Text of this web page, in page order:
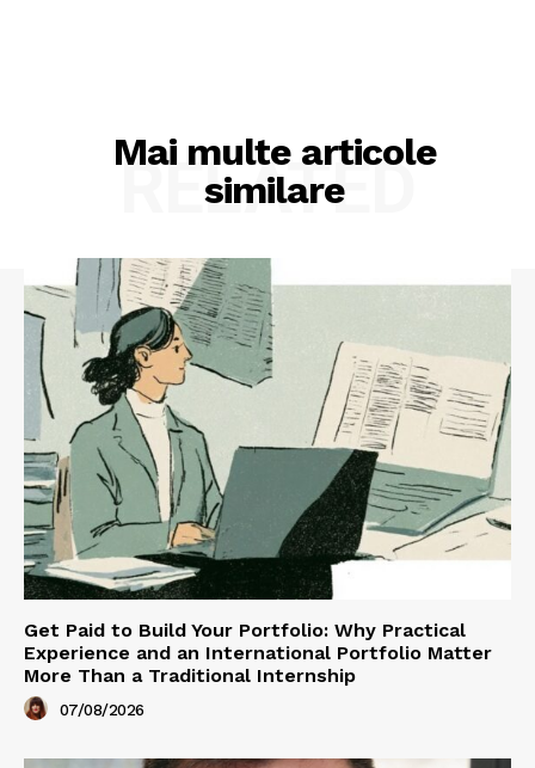
Mai multe articole
similare
RELATED
Get Paid to Build Your Portfolio: Why Practical
Experience and an International Portfolio Matter
More Than a Traditional Internship
07/08/2026